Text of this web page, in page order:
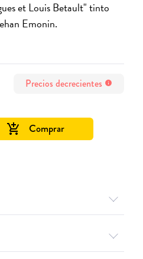
et Louis Betault" tinto
Emonin.
Precios decrecientes info
add_shopping_cart Comprar